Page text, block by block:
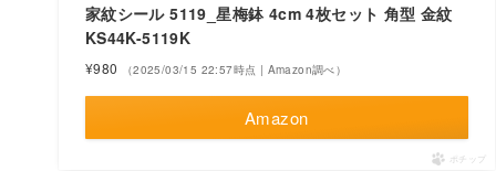
家紋シール 5119_星梅鉢 4cm 4枚セット 角型 金紋
KS44K-5119K
¥980 （2025/03/15 22:57時点 | Amazon調べ）
Amazon
ポチップ